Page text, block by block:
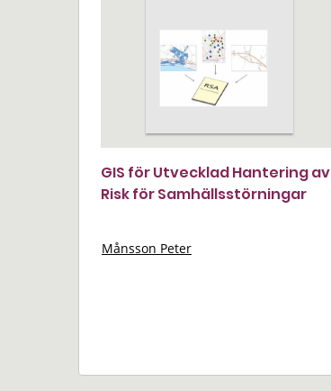
GIS för Utvecklad Hantering av
Risk för Samhällsstörningar
Månsson Peter